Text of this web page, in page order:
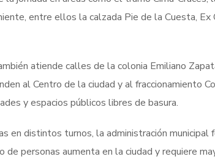
entre ellos la calzada Pie de la Cuesta, Ex
atiende calles de la colonia Emiliano
al Centro de la ciudad y al fraccionamiento
y espacios públicos libres de basura.
en distintos turnos, la administración
personas aumenta en la ciudad y requiere